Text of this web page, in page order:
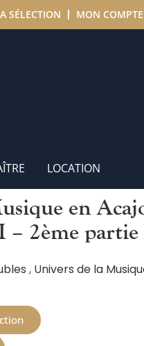
SÉLECTION MON COMPTE
LOCATION
en
– 2ème
, Univers de la